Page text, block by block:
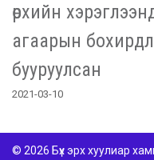
өрхийн
агаарын
бууруулсан
2021-03-10
© 2026 Бүх эрх хуулиар